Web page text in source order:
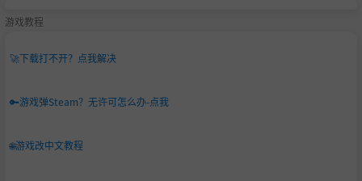
游戏教程
🚀下载打不开？点我解决
🔑游戏弹Steam？无许可怎么办-点我
🌐游戏改中文教程